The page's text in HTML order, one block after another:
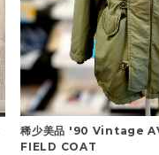
稀少美品 '90 Vintage
FIELD COAT